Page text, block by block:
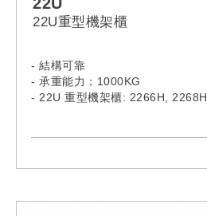
22U重型機架櫃
- 結構可靠
- 承重能力：1000KG
- 22U 重型機架櫃: 2266H, 2268H